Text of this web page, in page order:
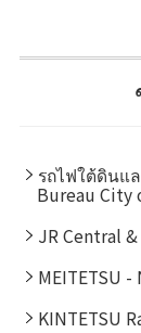
รถไฟใต้ดินแ
Bureau City
JR Central
MEITETSU
KINTETSU